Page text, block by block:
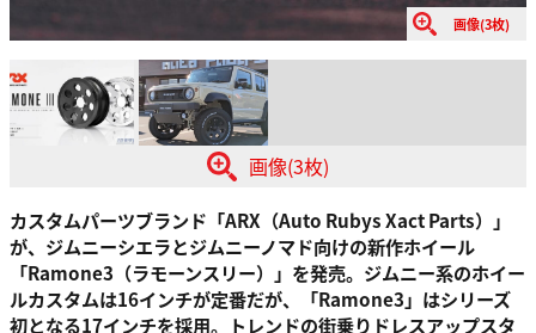
画像(3枚)
画像(3枚)
カスタムパーツブランド「ARX（Auto Rubys Xact Parts）」
が、ジムニーシエラとジムニーノマド向けの新作ホイール
「Ramone3（ラモーンスリー）」を発売。ジムニー系のホイー
ルカスタムは16インチが定番だが、「Ramone3」はシリーズ
初となる17インチを採用。トレンドの街乗りドレスアップスタ